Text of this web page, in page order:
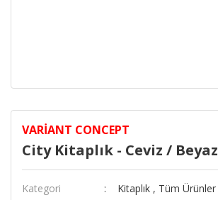
VARIANT CONCEPT
City Kitaplık - Ceviz / Beyaz
Kategori Kitaplık , Tüm Ürünler